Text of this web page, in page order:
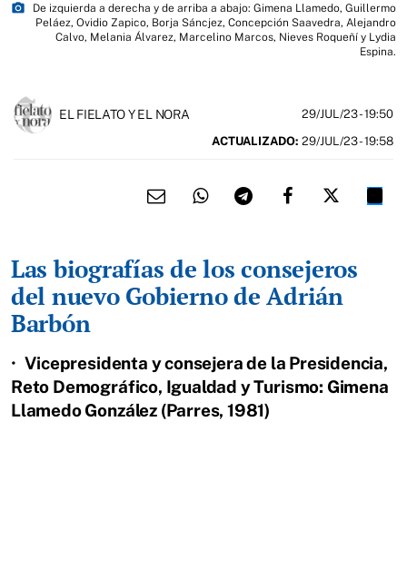
photo_camera
De izquierda a derecha y de arriba a abajo: Gimena Llamedo, Guillermo
Peláez, Ovidio Zapico, Borja Sáncjez, Concepción Saavedra, Alejandro
Calvo, Melania Álvarez, Marcelino Marcos, Nieves Roqueñí y Lydia
Espina.
EL FIELATO Y EL NORA 29/JUL/23- 19:50
ACTUALIZADO: 29/JUL/23 - 19:58
Las biografías de los consejeros
del nuevo Gobierno de Adrián
Barbón
•Vicepresidenta y consejera de la Presidencia,
Reto Demográfico, Igualdad y Turismo: Gimena
Llamedo González (Parres, 1981)